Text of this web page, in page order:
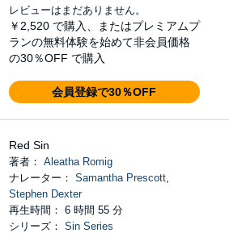
レビューはまだありません。
￥2,520 で購入、またはプレミアムプ
ランの無料体験を始めて非会員価格
の30％OFF で購入
会員登録で30％OFF
Red Sin
著者： Aleatha Romig
ナレーター： Samantha Prescott,
Stephen Dexter
再生時間： 6 時間 55 分
シリーズ： Sin Series